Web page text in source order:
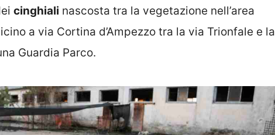
cinghiali nascosta tra la vegetazione nell’area
a via Cortina d’Ampezzo tra la via Trionfale e la
Guardia Parco.